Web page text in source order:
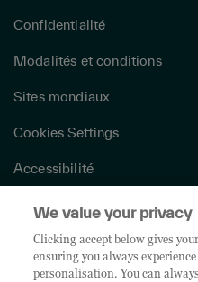
Confidentialité
Modalités et conditions
Sites mondiaux
Cookies Settings
Accessibilité
Loi canadienne sur
Information sur le projet de
We value your privacy
Clicking accept below gives
ensuring you always
personalisation. You can